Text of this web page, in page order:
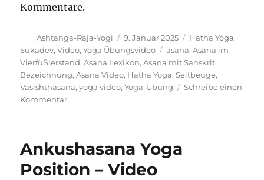
Kommentare.
Autor
Ashtanga-Raja-Yogi
Veröffentlicht
am
9. Januar 2025 Kategorien
Hatha Yoga,
Sukadev,Video,Yoga Übungsvideo Schlagwörter
asana,Asana im
Vierfüßlerstand,Asana Lexikon,Asana mit Sanskrit
Bezeichnung,Asana Video, Hatha Yoga,Seitbeuge,
Vasishthasana,yoga video,Yoga-Übung
Schreibe einen
Kommentarzu
Vasishthasana
Yoga
Stellung
Ankushasana Yoga
Position – Video